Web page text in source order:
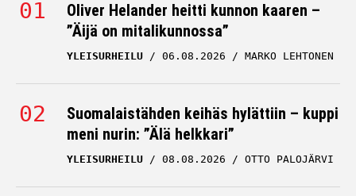
Oliver Helander heitti kunnon kaaren –
”Äijä on mitalikunnossa”
YLEISURHEILU 06.08.2026 MARKO LEHTONEN
Suomalaistähden keihäs hylättiin – kuppi
meni nurin: ”Älä helkkari”
YLEISURHEILU 08.08.2026 OTTO PALOJÄRVI